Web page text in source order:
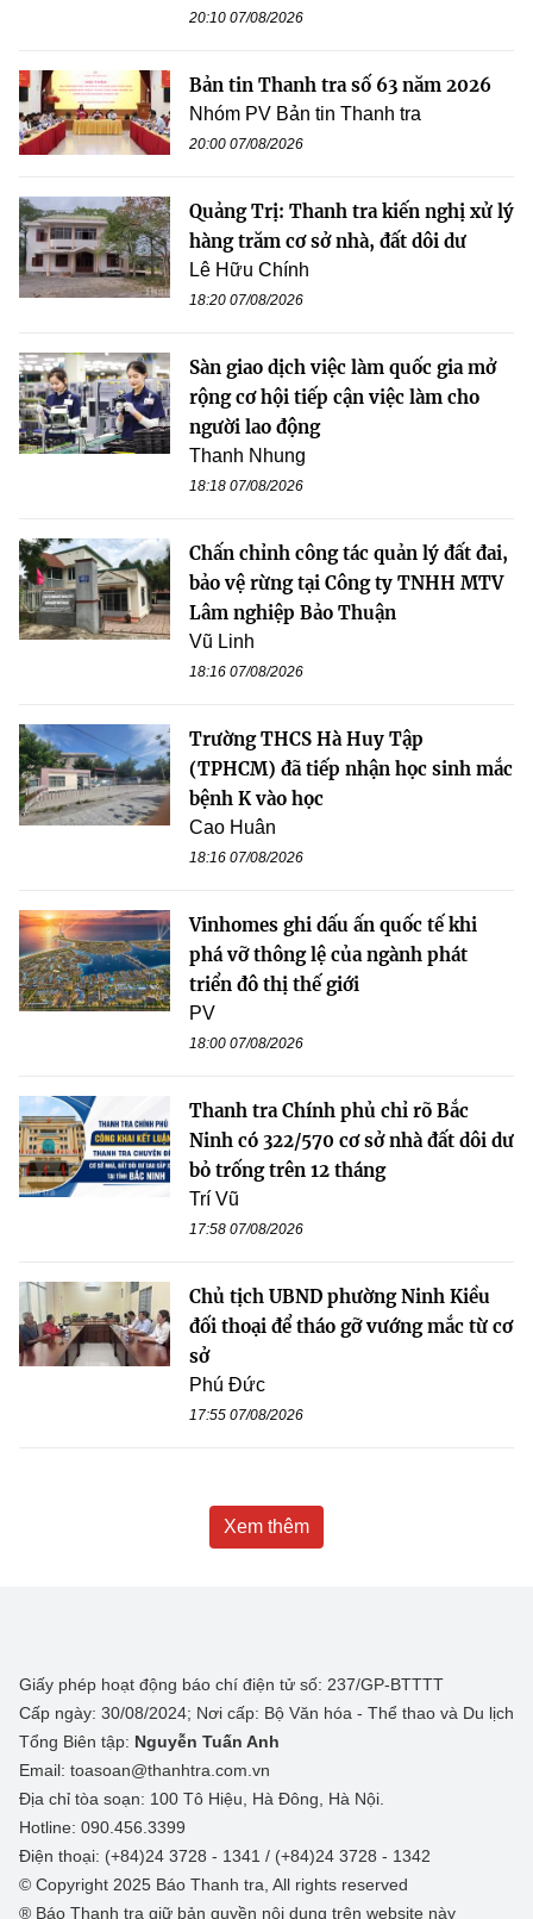
20:10 07/08/2026
Bản tin Thanh tra số 63 năm 2026
Nhóm PV Bản tin Thanh tra
20:00 07/08/2026
Quảng Trị: Thanh tra kiến nghị xử lý
hàng trăm cơ sở nhà, đất dôi dư
Lê Hữu Chính
18:20 07/08/2026
Sàn giao dịch việc làm quốc gia mở
rộng cơ hội tiếp cận việc làm cho
người lao động
Thanh Nhung
18:18 07/08/2026
Chấn chỉnh công tác quản lý đất đai,
bảo vệ rừng tại Công ty TNHH MTV
Lâm nghiệp Bảo Thuận
Vũ Linh
18:16 07/08/2026
Trường THCS Hà Huy Tập
(TPHCM) đã tiếp nhận học sinh mắc
bệnh K vào học
Cao Huân
18:16 07/08/2026
Vinhomes ghi dấu ấn quốc tế khi
phá vỡ thông lệ của ngành phát
triển đô thị thế giới
PV
18:00 07/08/2026
Thanh tra Chính phủ chỉ rõ Bắc
Ninh có 322/570 cơ sở nhà đất dôi dư
bỏ trống trên 12 tháng
Trí Vũ
17:58 07/08/2026
Chủ tịch UBND phường Ninh Kiều
đối thoại để tháo gỡ vướng mắc từ cơ
sở
Phú Đức
17:55 07/08/2026
Xem thêm
Giấy phép hoạt động báo chí điện tử số: 237/GP-BTTTT
Cấp ngày: 30/08/2024; Nơi cấp: Bộ Văn hóa - Thể thao và Du lịch
Tổng Biên tập: Nguyễn Tuấn Anh
Email: toasoan@thanhtra.com.vn
Địa chỉ tòa soạn: 100 Tô Hiệu, Hà Đông, Hà Nội.
Hotline: 090.456.3399
Điện thoại: (+84)24 3728 - 1341 / (+84)24 3728 - 1342
© Copyright 2025 Báo Thanh tra, All rights reserved
® Báo Thanh tra giữ bản quyền nội dung trên website này